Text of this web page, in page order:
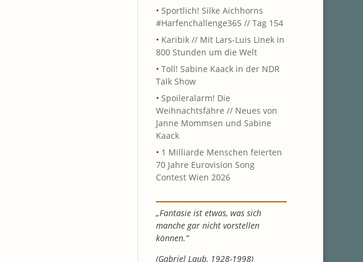
• Sportlich! Silke Aichhorns
#Harfenchallenge365 // Tag 154
• Karibik // Mit Lars-Luis Linek in
800 Stunden um die Welt
• Toll! Sabine Kaack in der NDR
Talk Show
• Spoileralarm! Die
Weihnachtsfähre // Neues von
Janne Mommsen und Sabine
Kaack
• 1 Milliarde Menschen feierten
70 Jahre Eurovision Song
Contest Wien 2026
„Fantasie ist etwas, was sich
manche gar nicht vorstellen
können.“
(Gabriel Laub, 1928-1998)